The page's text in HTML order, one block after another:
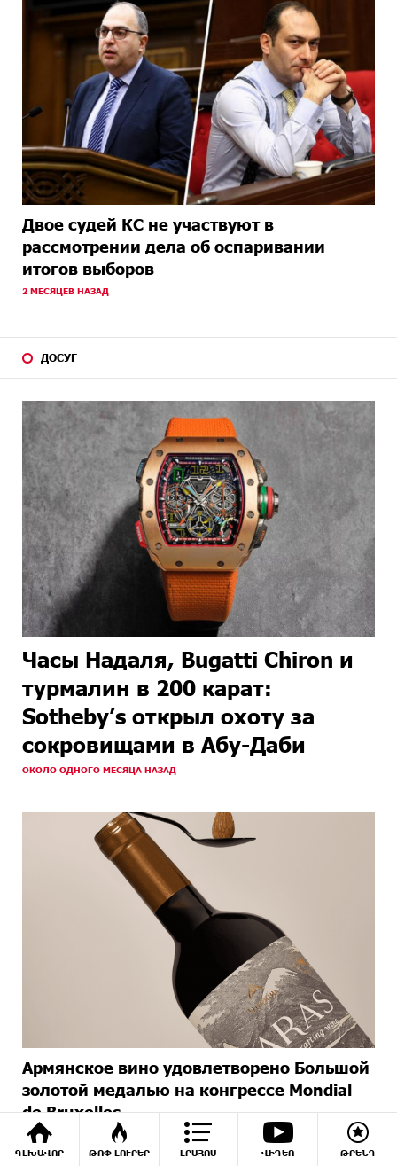
ԳԼԽԱՎՈՐ ԹՈՓ ԼՈՒՐԵՐ ԼՐԱՀՈՍ ՎԻԴԵՈ ԹՐԵՆԴ
Двое судей КС не участвуют в
рассмотрении дела об оспаривании
итогов выборов
2 МЕСЯЦЕВ НАЗАД
ДОСУГ
Часы Надаля, Bugatti Chiron и
турмалин в 200 карат:
Sotheby’s открыл охоту за
сокровищами в Абу-Даби
ОКОЛО ОДНОГО МЕСЯЦА НАЗАД
Армянское вино удовлетворено Большой
золотой медалью на конгрессе Mondial
de Bruxelles
2 МЕСЯЦЕВ НАЗАД